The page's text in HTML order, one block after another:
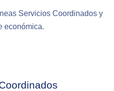
Servicios Coordinados y
económica.